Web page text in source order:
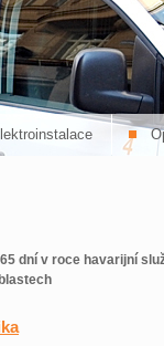
dní v roce havarijní